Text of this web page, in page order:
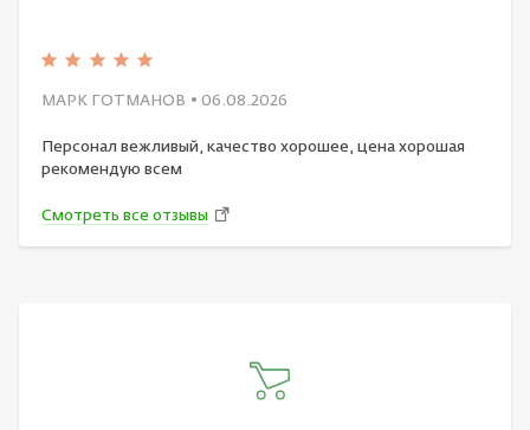
МАРК ГОТМАНОВ • 06.08.2026
Персонал вежливый, качество хорошее, цена хорошая
рекомендую всем
Смотреть все отзывы